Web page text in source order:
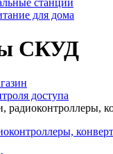
для дома
СКУД
доступа
радиоконтроллеры,